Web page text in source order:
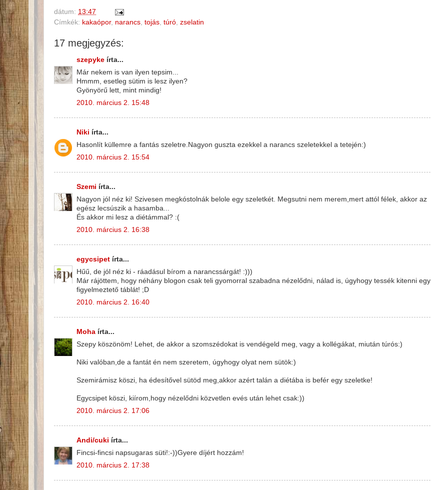
dátum: 13:47
Címkék: kakaópor, narancs tojás túró zselatin
17 megjegyzés:
szepyke írta...
Már nekem is van ilyen tepsim...
Hmmm, esetleg sütim is lesz ilyen?
Gyönyörű lett, mint mindig!
2010. március 2. 15:48
Niki írta...
Hasonlít küllemre a fantás szeletre.Nagyon guszta ezekkel a narancs szeletekkel a tetején:)
2010. március 2. 15:54
Szemi írta...
Nagyon jól néz ki! Szivesen megkóstolnák belole egy szeletkét. Megsutni nem merem,mert attól félek, akkor az
egész lecsúszik a hasamba...
És akkor mi lesz a diétámmal? :(
2010. március 2. 16:38
egycsipet írta...
Hűű, de jól néz ki - ráadásul bírom a narancssárgát! :)))
Már rájöttem, hogy néhány blogon csak teli gyomorral szabadna nézelődni, nálad is, úgyhogy tessék kitenni egy
figyelmeztető táblát! ;D
2010. március 2. 16:40
Moha írta...
Szepy köszönöm! Lehet, de akkor a szomszédokat is vendégeld meg, vagy a kollégákat, miután túrós:)
Niki valóban,de a fantát én nem szeretem, úgyhogy olyat nem sütök:)
Szemirámisz köszi, ha édesítővel sütöd meg,akkor azért talán a diétába is befér egy szeletke!
Egycsipet köszi, kiírom,hogy nézelődni közvetlen evés után lehet csak:))
2010. március 2. 17:06
Andi/cuki írta...
Fincsi-fincsi napsugaras süti!:-))Gyere díjért hozzám!
2010. március 2. 17:38